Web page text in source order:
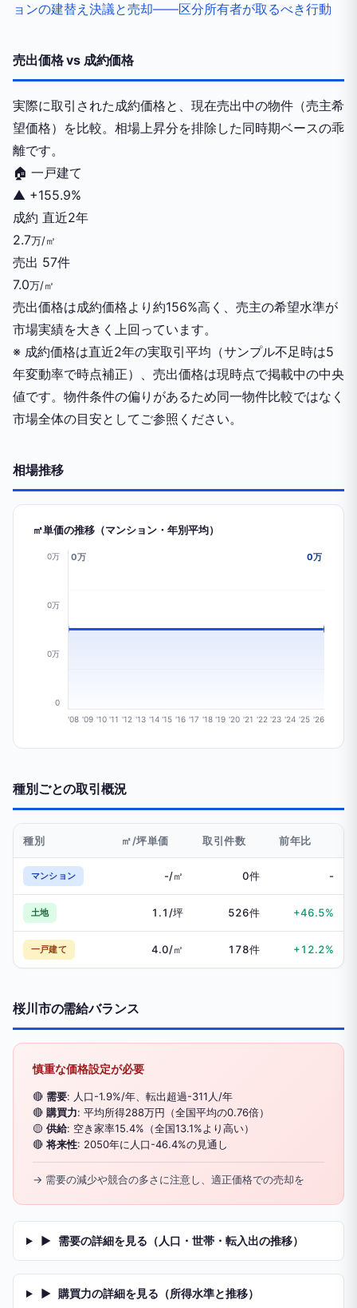
ョンの建替え決議と売却——区分所有者が取るべき行動
売出価格 vs 成約価格
実際に取引された成約価格と、現在売出中の物件（売主希
望価格）を比較。相場上昇分を排除した同時期ベースの乖
離です。
🏠 一戸建て
▲ +155.9%
成約 直近2年
2.7万/㎡
売出 57件
7.0万/㎡
売出価格は成約価格より約156%高く、売主の希望水準が
市場実績を大きく上回っています。
※ 成約価格は直近2年の実取引平均（サンプル不足時は5
年変動率で時点補正）、売出価格は現時点で掲載中の中央
値です。物件条件の偏りがあるため同一物件比較ではなく
市場全体の目安としてご参照ください。
相場推移
㎡単価の推移（マンション・年別平均）
0万
0万
0万
0
0万 0万
'08 '09 '10 '11 '12 '13 '14 '15 '16 '17 '18 '19 '20 '21 '22 '23 '24 '25 '26
種別ごとの取引概況
種別 ㎡/坪単価 取引件数 前年比
マンション -/㎡ 0件 -
土地 1.1/坪 526件 +46.5%
一戸建て 4.0/㎡ 178件 +12.2%
桜川市の需給バランス
慎重な価格設定が必要
🔴 需要: 人口-1.9%/年、転出超過-311人/年
🔴 購買力: 平均所得288万円（全国平均の0.76倍）
🟡 供給: 空き家率15.4%（全国13.1%より高い）
🔴 将来性: 2050年に人口-46.4%の見通し
→ 需要の減少や競合の多さに注意し、適正価格での売却を
▶ 需要の詳細を見る（人口・世帯・転入出の推移）
▶ 購買力の詳細を見る（所得水準と推移）